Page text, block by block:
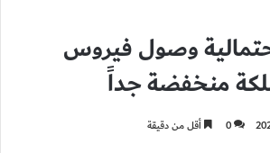
وصول فيروس
منخفضة جداً
0 أقل من دقيقة